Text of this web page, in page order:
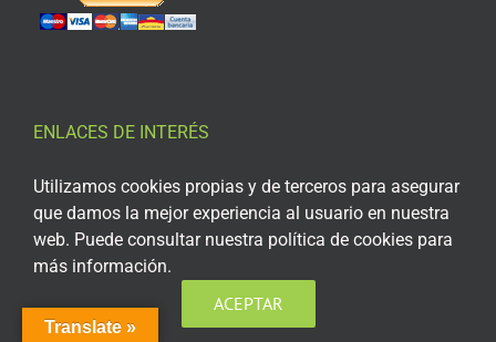
ENLACES DE INTERÉS
Aviso Legal
Política de privacidad
Política de privacidad Redes Sociales
Política de cookies
Translate »
Utilizamos cookies propias y de terceros para asegurar
que damos la mejor experiencia al usuario en nuestra
web. Puede consultar nuestra política de cookies para
más información.
ACEPTAR